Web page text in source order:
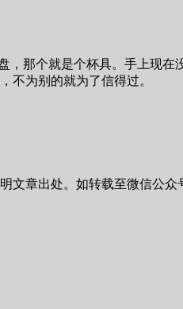
那个就是个杯具。手上现在
不为别的就为了信得过。
文章出处。如转载至微信公